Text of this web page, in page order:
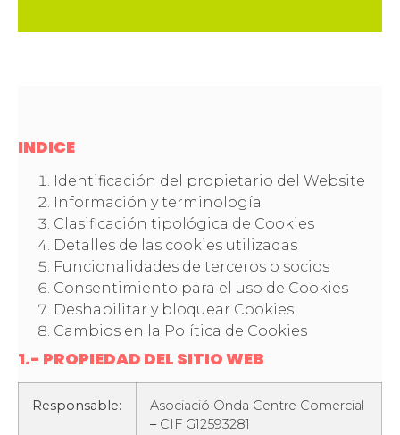
INDICE
Identificación del propietario del Website
Información y terminología
Clasificación tipológica de Cookies
Detalles de las cookies utilizadas
Funcionalidades de terceros o socios
Consentimiento para el uso de Cookies
Deshabilitar y bloquear Cookies
Cambios en la Política de Cookies
1.- PROPIEDAD DEL SITIO WEB
Responsable:
Asociació Onda Centre Comercial
–CIF G12593281